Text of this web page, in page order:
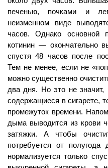
печенью, почками и
неизменном виде
часов. Однако основной
котинин — окончательно
спустя 48 часов после
Тем не менее, если не
можно существенно
два дня. Но это не значит,
содержащиеся в сигарете,
промежуток времени.
дыма выводится из крови
затяжки. А чтобы
потребуется от
нормализуется только